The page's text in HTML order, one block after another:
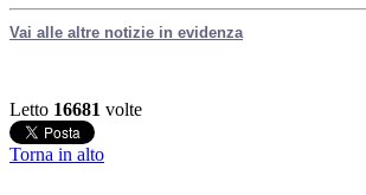
Vai alle altre notizie in evidenza
Letto 16681 volte
Torna in alto